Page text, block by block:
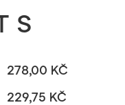
S
278,00 KČ
229,75 KČ